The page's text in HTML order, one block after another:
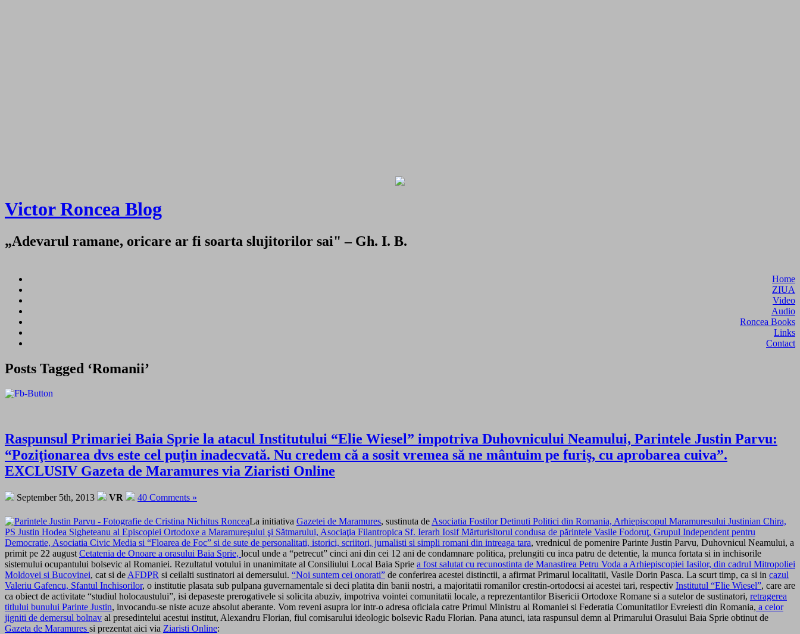
Victor Roncea Blog
„Adevarul ramane, oricare ar fi soarta slujitorilor sai" – Gh. I. B.
Home
ZIUA
Video
Audio
Roncea Books
Links
Contact
Posts Tagged ‘Romanii’
Raspunsul Primariei Baia Sprie la atacul Institutului “Elie Wiesel” impotriva Duhovnicului Neamului, Parintele Justin Parvu:
“Poziţionarea dvs este cel puţin inadecvată. Nu credem că a sosit vremea să ne mântuim pe furiş, cu aprobarea cuiva”.
EXCLUSIV Gazeta de Maramures via Ziaristi Online
September 5th, 2013 VR 40 Comments »
La initiativa Gazetei de Maramures, sustinuta de Asociatia Fostilor Detinuti Politici din Romania, Arhiepiscopul Maramuresului Justinian Chira,
PS Justin Hodea Sigheteanu al Episcopiei Ortodoxe a Maramureşului şi Sătmarului, Asociaţia Filantropica Sf. Ierarh Iosif Mărturisitorul condusa de părintele Vasile Fodoruţ, Grupul Independent pentru
Democratie, Asociatia Civic Media si “Floarea de Foc” si de sute de personalitati, istorici, scriitori, jurnalisti si simpli romani din intreaga tara, vrednicul de pomenire Parinte Justin Parvu, Duhovnicul Neamului, a
primit pe 22 august Cetatenia de Onoare a orasului Baia Sprie, locul unde a “petrecut” cinci ani din cei 12 ani de condamnare politica, prelungiti cu inca patru de detentie, la munca fortata si in inchisorile
sistemului ocupantului bolsevic al Romaniei. Rezultatul votului in unanimitate al Consiliului Local Baia Sprie a fost salutat cu recunostinta de Manastirea Petru Voda a Arhiepiscopiei Iasilor, din cadrul Mitropoliei
Moldovei si Bucovinei, cat si de AFDPR si ceilalti sustinatori ai demersului. “Noi suntem cei onorati” de conferirea acestei distinctii, a afirmat Primarul localitatii, Vasile Dorin Pasca. La scurt timp, ca si in cazul
Valeriu Gafencu, Sfantul Inchisorilor, o institutie plasata sub pulpana guvernamentale si deci platita din banii nostri, a majoritatii romanilor crestin-ortodocsi ai acestei tari, respectiv Institutul “Elie Wiesel”, care are
ca obiect de activitate “studiul holocaustului”, isi depaseste prerogativele si solicita abuziv, impotriva vointei comunitatii locale, a reprezentantilor Bisericii Ortodoxe Romane si a sutelor de sustinatori, retragerea
titlului bunului Parinte Justin, invocandu-se niste acuze absolut aberante. Vom reveni asupra lor intr-o adresa oficiala catre Primul Ministru al Romaniei si Federatia Comunitatilor Evreiesti din Romania, a celor
jigniti de demersul bolnav al presedintelui acestui institut, Alexandru Florian, fiul comisarului ideologic bolsevic Radu Florian. Pana atunci, iata raspunsul demn al Primarului Orasului Baia Sprie obtinut de
Gazeta de Maramures si prezentat aici via Ziaristi Online: